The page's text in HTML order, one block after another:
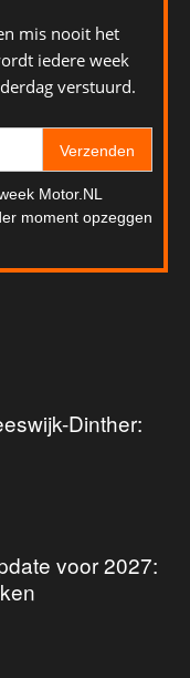
mis nooit het
iedere week
verstuurd.
Verzenden
Motor.NL
moment opzeggen
Dinther:
voor 2027: